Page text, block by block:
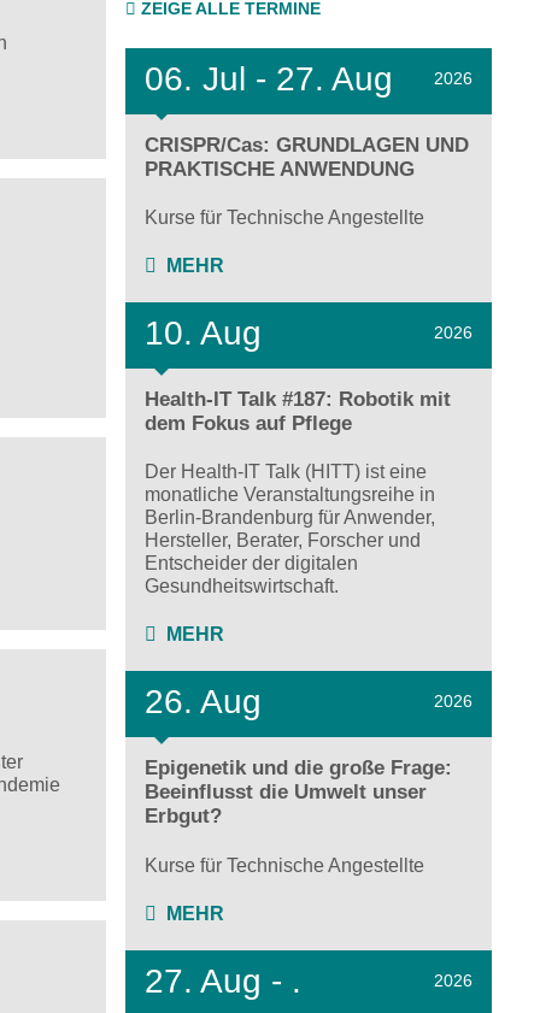
ZEIGE ALLE TERMINE
06. Jul - 27. Aug 2026
CRISPR/Cas: GRUNDLAGEN UND
PRAKTISCHE ANWENDUNG
Kurse für Technische Angestellte
MEHR
10. Aug 2026
Health-IT Talk #187: Robotik mit
dem Fokus auf Pflege
Der Health-IT Talk (HITT) ist eine
monatliche Veranstaltungsreihe in
Berlin-Brandenburg für Anwender,
Hersteller, Berater, Forscher und
Entscheider der digitalen
Gesundheitswirtschaft.
MEHR
26. Aug 2026
Epigenetik und die große Frage:
Beeinflusst die Umwelt unser
Erbgut?
Kurse für Technische Angestellte
MEHR
27. Aug - . 2026